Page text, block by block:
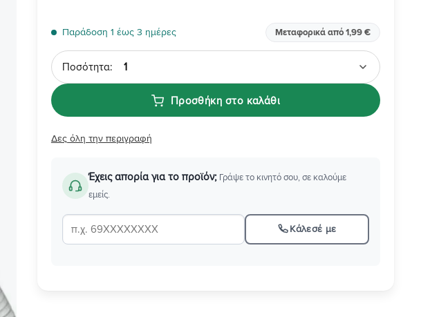
Παράδοση 1 έως 3 ημέρες Μεταφορικά από 1,99 €
Ποσότητα
Προσθήκη στο καλάθι
Δες όλη την περιγραφή
Έχεις απορία για το προϊόν; Γράψε το κινητό σου, σε καλούμε
εμείς.
Κάλεσέ με